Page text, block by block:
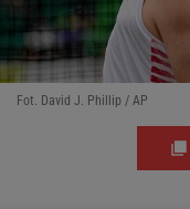
Fot. David J. Phillip / AP